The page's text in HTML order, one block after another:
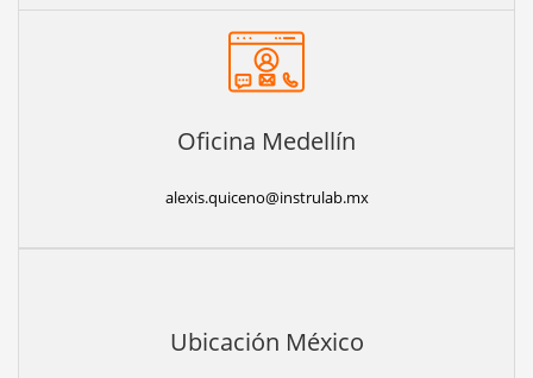
Oficina Medellín
alexis.quiceno@instrulab.mx
Ubicación México